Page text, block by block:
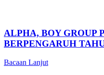
ALPHA, BOY GROUP
BERPENGARUH
Bacaan Lanjut